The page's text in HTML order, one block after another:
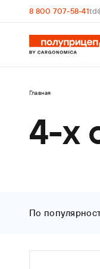
8 800 707-58-41
Главная
4-х
По
По новизне